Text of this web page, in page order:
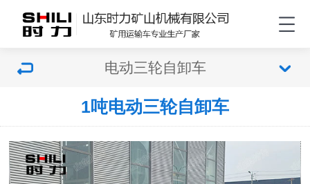
电动三轮自卸车
1吨电动三轮自卸车